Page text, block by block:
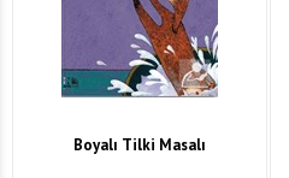
Boyalı Tilki Masalı